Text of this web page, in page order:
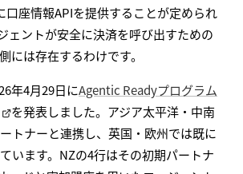
口座情報APIを提供することが定められ
ェントが安全に決済を呼び出すための
には存在するわけです。
年4月29日にAgentic Readyプログラム
を発表しました。アジア太平洋・中南
トナーと連携し、英国・欧州では既に
います。NZの4行はその初期パートナ